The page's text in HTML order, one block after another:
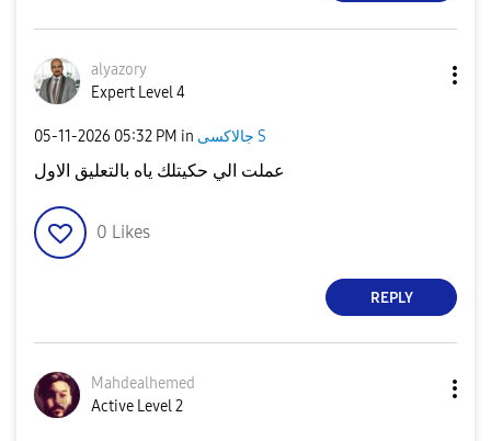
alyazory
Expert Level 4
‎05-11-2026 05:32 PM in جالاكسى S
عملت الي حكيتلك ياه بالتعليق الاول
0 Likes
REPLY
Mahdealhemed
Active Level 2